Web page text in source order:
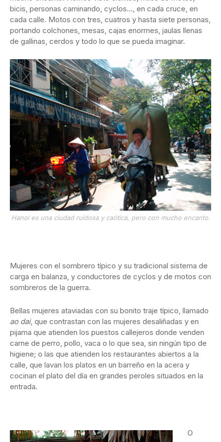
bicis, personas caminando, cyclos…, en cada cruce, en
cada calle. Motos con tres, cuatros y hasta siete personas,
portando colchones, mesas, cajas enormes, jaulas llenas
de gallinas, cerdos y todo lo que se pueda imaginar.
Hanoi es una ciudad ruidosa y caótica, pero con mucho encanto.
Mujeres con el sombrero típico y su tradicional sistema de
carga en balanza, y conductores de cyclos y de motos con
sombreros de la guerra.
Bellas mujeres ataviadas con su bonito traje típico, llamado
ao dai, que contrastan con las mujeres desaliñadas y en
pijama que atienden los puestos callejeros donde venden
carne de perro, pollo, vaca o lo que sea, sin ningún tipo de
higiene; o las que atienden los restaurantes abiertos a la
calle, que lavan los platos en un barreño en la acera y
cocinan el plato del día en grandes peroles situados en la
entrada.
O